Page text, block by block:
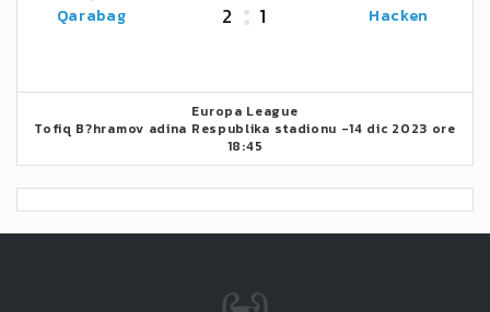
Qarabag 2 1 Hacken
Europa League
Tofiq B?hramov adina Respublika stadionu -14 dic 2023 ore
18:45